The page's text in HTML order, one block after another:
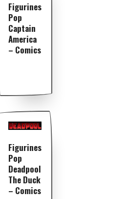
Figurines
Pop
Captain
America
– Comics
Figurines
Pop
Deadpool
The Duck
– Comics